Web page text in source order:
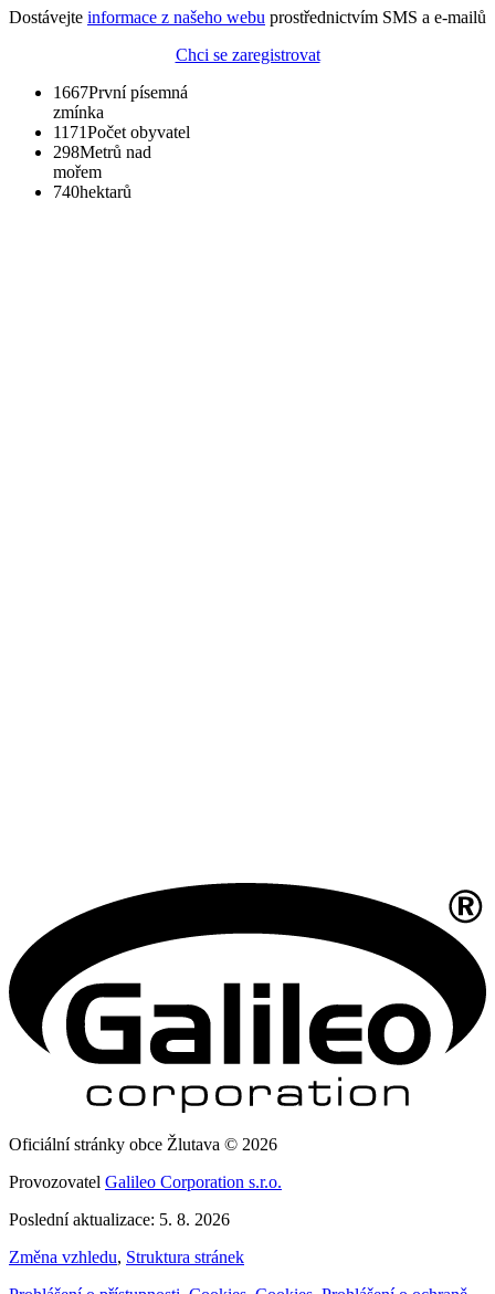
Dostávejte informace z našeho webu prostřednictvím SMS a e-mailů
Chci se zaregistrovat
1667První písemná
zmínka
1171Počet obyvatel
298Metrů nad
mořem
740hektarů
Oficiální stránky obce Žlutava © 2026
Provozovatel Galileo Corporation s.r.o.
Poslední aktualizace: 5. 8. 2026
Změna vzhledu, Struktura stránek